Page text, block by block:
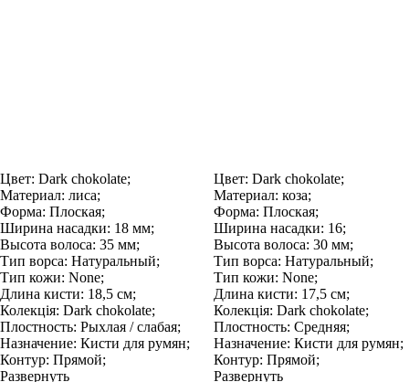
Цвет: Dark chokolate;
Материал: лиса;
Форма: Плоская;
Ширина насадки: 18 мм;
Высота волоса: 35 мм;
Тип ворса: Натуральный;
Тип кожи: None;
Длина кисти: 18,5 см;
Колекція: Dark chokolate;
Плостность: Рыхлая / слабая;
Назначение: Кисти для румян;
Контур: Прямой;
Развернуть
Цвет: Dark chokolate;
Материал: коза;
Форма: Плоская;
Ширина насадки: 16;
Высота волоса: 30 мм;
Тип ворса: Натуральный;
Тип кожи: None;
Длина кисти: 17,5 см;
Колекція: Dark chokolate;
Плостность: Средняя;
Назначение: Кисти для румян;
Контур: Прямой;
Развернуть